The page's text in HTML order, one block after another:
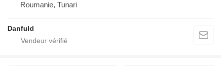
Roumanie, Tunari
Danfuld